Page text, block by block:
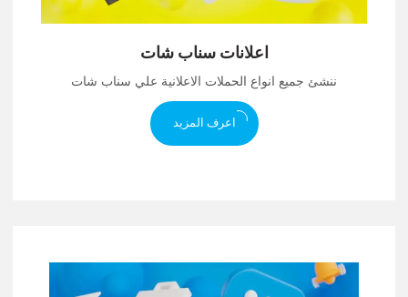
اعلانات سناب شات
ننشئ جميع انواع الحملات الاعلانية علي سناب شات
اعرف المزيد